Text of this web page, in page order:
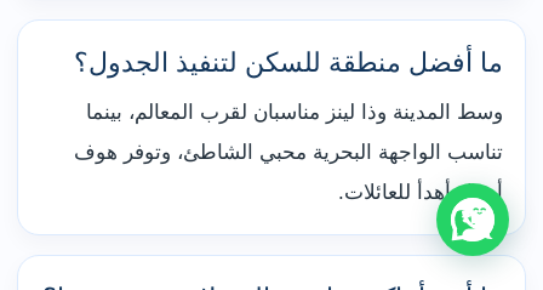
ما أفضل منطقة للسكن لتنفيذ الجدول؟
وسط المدينة وذا لينز مناسبان لقرب المعالم، بينما
تناسب الواجهة البحرية محبي الشاطئ، وتوفر هوف
أجواء أهدأ للعائلات.